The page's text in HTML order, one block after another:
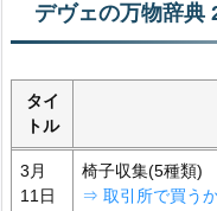
デヴェの万物辞典
タイ
トル
3月
11日
椅子収集(5種類)
⇒ 取引所で買う